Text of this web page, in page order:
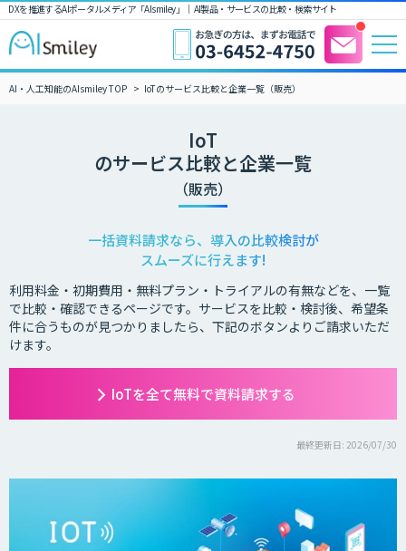
DXを推進するAIポータルメディア「AIsmiley」｜ AI製品・サービスの比較・検索サイト
AI・人工知能のAIsmiley TOP IoTのサービス比較と企業一覧（販売）
IoT
のサービス比較と企業一覧
（販売）
一括資料請求なら、導入の比較検討が
スムーズに行えます!
利用料金・初期費用・無料プラン・トライアルの有無などを、一覧
で比較・確認できるページです。サービスを比較・検討後、希望条
件に合うものが見つかりましたら、下記のボタンよりご請求いただ
けます。
IoTを全て無料で資料請求する
最終更新日: 2026/07/30